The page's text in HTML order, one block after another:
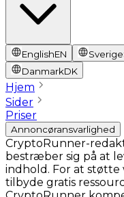
EnglishEN Sverige
DanmarkDK
Hjem
Sider
Priser
Annoncøransvarlighed
CryptoRunner-
bestræber sig på at
indhold. For at
tilbyde gratis